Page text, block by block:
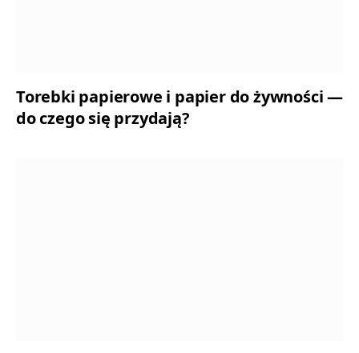
Torebki papierowe i papier do żywności —
do czego się przydają?